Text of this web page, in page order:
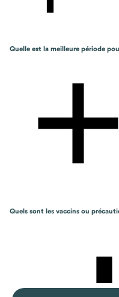
Quelle est la meilleure période
Quels sont les vaccins ou